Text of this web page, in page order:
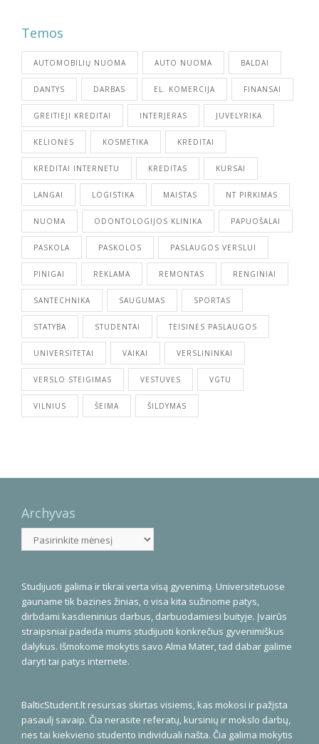
Temos
AUTOMOBILIŲ NUOMA AUTO NUOMA BALDAI
DANTYS DARBAS EL. KOMERCIJA FINANSAI
GREITIEJI KREDITAI INTERJERAS JUVELYRIKA
KELIONĖS KOSMETIKA KREDITAI
KREDITAI INTERNETU KREDITAS KURSAI
LANGAI LOGISTIKA MAISTAS NT PIRKIMAS
NUOMA ODONTOLOGIJOS KLINIKA PAPUOŠALAI
PASKOLA PASKOLOS PASLAUGOS VERSLUI
PINIGAI REKLAMA REMONTAS RENGINIAI
SANTECHNIKA SAUGUMAS SPORTAS
STATYBA STUDENTAI TEISINĖS PASLAUGOS
UNIVERSITETAI VAIKAI VERSLININKAI
VERSLO STEIGIMAS VESTUVĖS VGTU
VILNIUS ŠEIMA ŠILDYMAS
Archyvas
Archyvas
Studijuoti galima ir tikrai verta visą gyvenimą. Universitetuose
gauname tik bazines žinias, o visa kita sužinome patys,
dirbdami kasdieninius darbus, darbuodamiesi buityje. Įvairūs
straipsniai padeda mums studijuoti konkrečius gyvenimiškus
dalykus. Išmokome mokytis savo Alma Mater, tad dabar galime
daryti tai patys internete.
BalticStudent.lt resursas skirtas visiems, kas mokosi ir pažįsta
pasaulį savaip. Čia nerasite referatų, kursinių ir mokslo darbų,
nes tai kiekvieno studento individuali našta. Čia galima mokytis